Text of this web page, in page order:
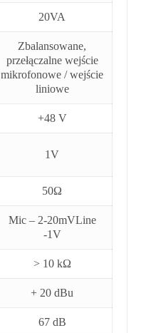
20VA
Zbalansowane,
przełączalne wejście
mikrofonowe / wejście
liniowe
+48 V
1V
50Ω
Mic – 2-20mVLine
-1V
> 10 kΩ
+ 20 dBu
67 dB